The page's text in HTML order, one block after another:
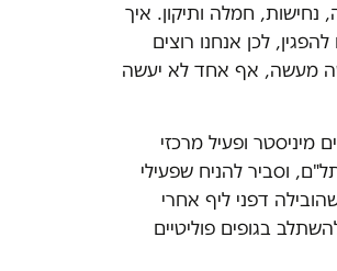
נחישות, חמלה ותיקון. איך
לכן אנחנו רוצים
מעשה, אף אחד לא יעשה
מיניסטר ופעיל מרכזי
וסביר להניח שפעילי
דפני ליף אחרי
בגופים פוליטיים